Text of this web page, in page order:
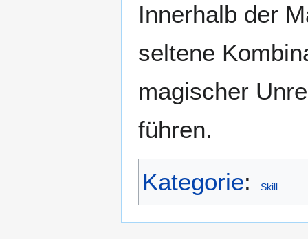
Innerhalb der
seltene
magischer
führen.
Kategorie: Skill